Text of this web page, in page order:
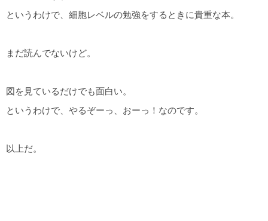
というわけで、細胞レベルの勉強をするときに貴重な本。
まだ読んでないけど。
図を見ているだけでも面白い。
というわけで、やるぞーっ、おーっ！なのです。
以上だ。